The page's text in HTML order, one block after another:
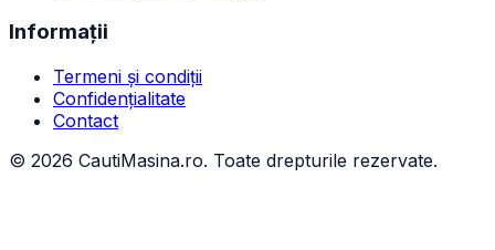
Informații
Termeni și condiții
Confidențialitate
Contact
© 2026 CautiMasina.ro. Toate drepturile rezervate.